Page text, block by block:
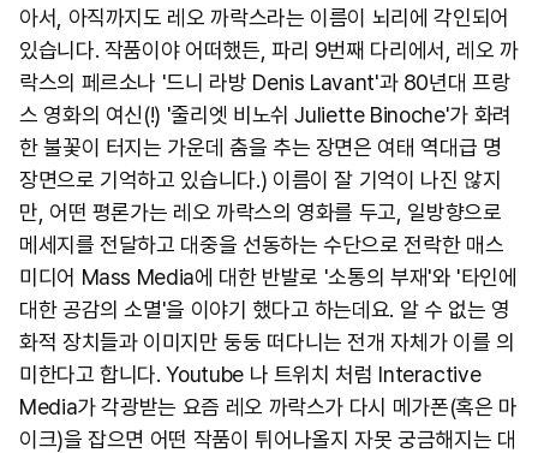
아서, 아직까지도 레오 까락스라는 이름이 뇌리에 각인되어
있습니다. 작품이야 어떠했든, 파리 9번째 다리에서, 레오 까
락스의 페르소나 '드니 라방 Denis Lavant'과 80년대 프랑
스 영화의 여신(!) '줄리엣 비노쉬 Juliette Binoche'가 화려
한 불꽃이 터지는 가운데 춤을 추는 장면은 여태 역대급 명
장면으로 기억하고 있습니다.) 이름이 잘 기억이 나진 않지
만, 어떤 평론가는 레오 까락스의 영화를 두고, 일방향으로
메세지를 전달하고 대중을 선동하는 수단으로 전락한 매스
미디어 Mass Media에 대한 반발로 '소통의 부재'와 '타인에
대한 공감의 소멸'을 이야기 했다고 하는데요. 알 수 없는 영
화적 장치들과 이미지만 둥둥 떠다니는 전개 자체가 이를 의
미한다고 합니다. Youtube 나 트위치 처럼 Interactive
Media가 각광받는 요즘 레오 까락스가 다시 메가폰(혹은 마
이크)을 잡으면 어떤 작품이 튀어나올지 자못 궁금해지는 대